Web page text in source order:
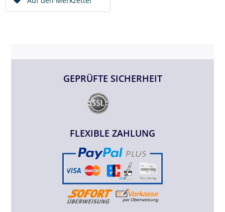
GEPRÜFTE SICHERHEIT
FLEXIBLE ZAHLUNG